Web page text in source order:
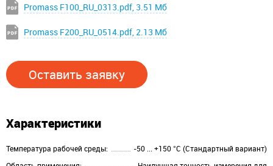
Promass F100_RU_0313.pdf, 3.51 Мб
Promass F200_RU_0514.pdf, 2.13 Мб
Оставить заявку
Характеристики
Температура рабочей среды:
-50 ... +150 °C (Стандартный вариант)